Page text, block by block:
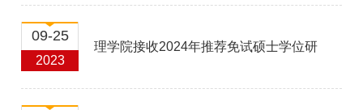
09-25
2023
理学院接收2024年推荐免试硕士学位研